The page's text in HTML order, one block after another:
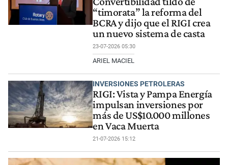
“timorata” la reforma del
BCRA y dijo que el RIGI crea
un nuevo sistema de casta
23-07-2026 05:30
ARIEL MACIEL
INVERSIONES PETROLERAS
RIGI: Vista y Pampa Energía
impulsan inversiones por
más de US$10.000 millones
en Vaca Muerta
21-07-2026 15:12